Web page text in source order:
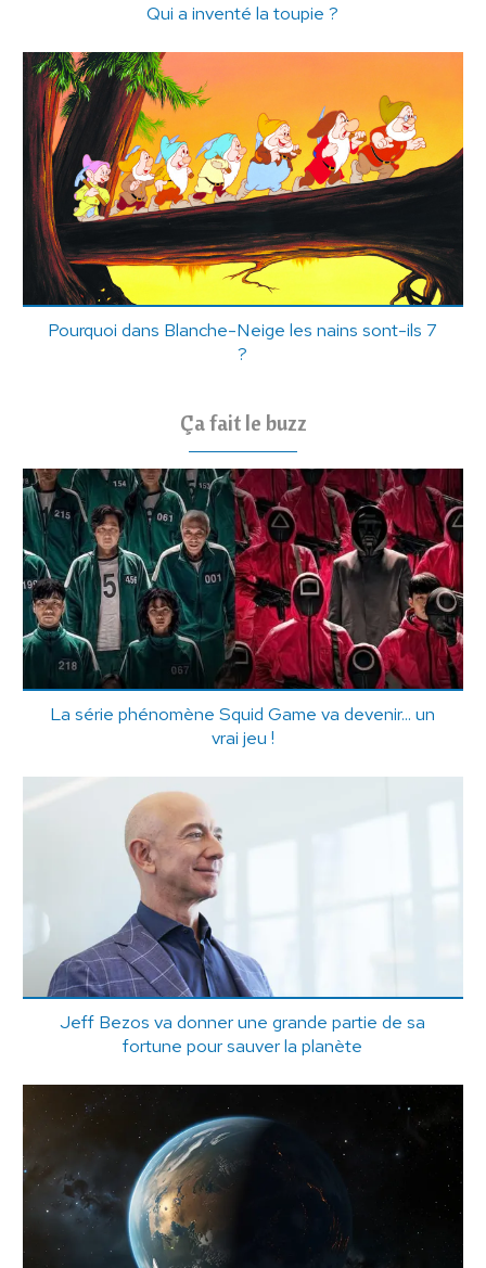
Qui a inventé la toupie ?
Pourquoi dans Blanche-Neige les nains sont-ils 7
?
Ça fait le buzz
La série phénomène Squid Game va devenir... un
vrai jeu !
Jeff Bezos va donner une grande partie de sa
fortune pour sauver la planète